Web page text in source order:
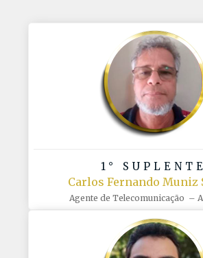
1° SUPLENTE
Carlos Fernando Muniz
Agente de Telecomunicação –